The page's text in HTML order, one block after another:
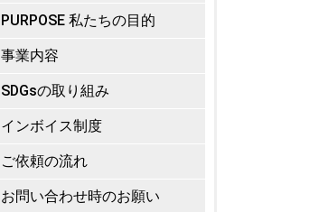
PURPOSE 私たちの目的
事業内容
SDGsの取り組み
インボイス制度
ご依頼の流れ
お問い合わせ時のお願い